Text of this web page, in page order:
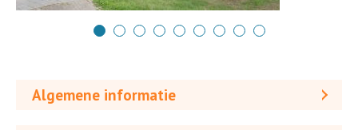
Algemene informatie